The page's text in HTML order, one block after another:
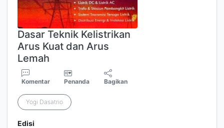
Dasar Teknik Kelistrikan
Arus Kuat dan Arus
Lemah
Komentar Penanda Bagikan
Yogi Dasatrio
Edisi